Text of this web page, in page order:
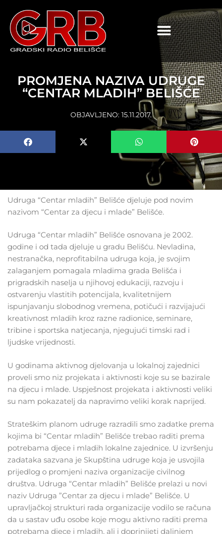
PROMJENA NAZIVA UDRUGE
“CENTAR MLADIH” BELIŠĆE
OBJAVLJENO: 15.11.2017.
Udruga “Centar mladih” Belišće djeluje pod novim
nazivom “Centar za djecu i mlade” Belišće.
Udruga “Centar mladih” Belišće osnovana je 2002.
godine i od tada djeluje u gradu Belišću. Nevladina,
nestranačka, neprofitabilna udruga koja, je svojim
zalaganjem pomagala mladima grada Belišća i
prigradskih naselja u njihovoj edukaciji, razvoju i
ostvarenju vlastitih potencijala, kvalitetnijem
ispunjavanju slobodnog vremena, potičući i razvijajući
kreativnost mladih kroz razne radionice, seminare,
tribine i sportska natjecanja, njegujući timski rad i
ljudske vrijednosti.
U godinama aktivnog djelovanja u lokalnoj zajednici
proveli smo niz projekata i aktivnosti koje su se bazirale
na djecu i mlade. Uspješnost projekata i aktivnosti veliki
su nam pokazatelj da napravimo veliki korak naprijed.
Strateškim planom udruge razradili smo zadatke prema
kojima bi “Centar mladih” Belišće trebao raditi prema
potrebama djece i mladih lokalne zajednice. U izvršenju
zadataka sazvana je Skupština udruge koja je usvojila
prijedlog o promjeni naziva organizacije civilnog
društva. Udruga “Centar mladih” Belišće prelazi u novi
naziv Udruga ”Centar za djecu i mlade” Belišće. U
upravljačkoj strukturi rada organizacije vodilo se računa
da u sastav uđu osobe koje mogu aktivno raditi prema
potrebama djece i mladih, ali i doprinijeti daljnjem